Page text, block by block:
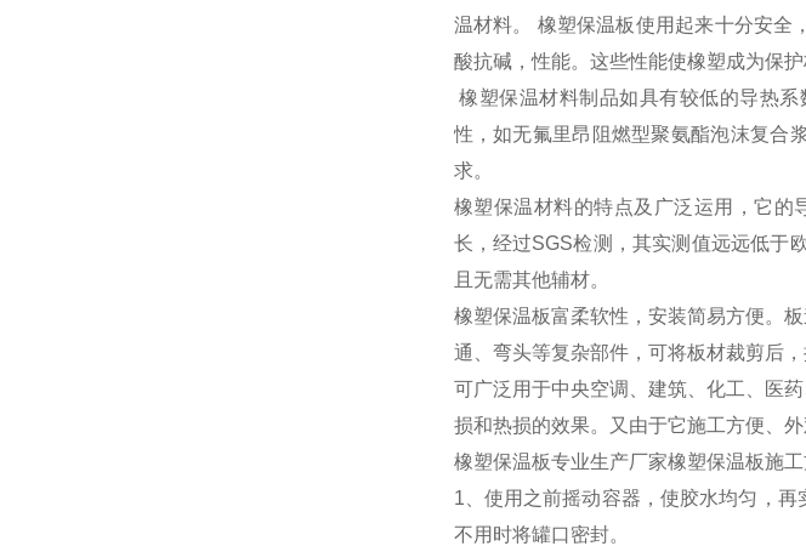
温材料。 橡塑保温板使用起来十分安全
酸抗碱，性能。这些性能使橡塑成为保
橡塑保温材料制品如具有较低的导热
性，如无氟里昂阻燃型聚氨酯泡沫复合
求。
橡塑保温材料的特点及广泛运用，它的
长，经过SGS检测，其实测值远远低于
且无需其他辅材。
橡塑保温板富柔软性，安装简易方便。
通、弯头等复杂部件，可将板材裁剪后
可广泛用于中央空调、建筑、化工、医
损和热损的效果。又由于它施工方便、
橡塑保温板专业生产厂家橡塑保温板施工
1、使用之前摇动容器，使胶水均匀，
不用时将罐口密封。